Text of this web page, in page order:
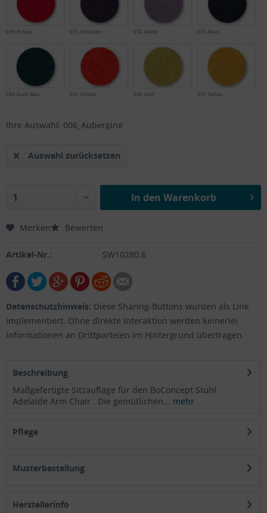
030_Purpur 031_Holunder 032_Malve 033_Navy
034_Duck-Blue 035_Coralle 036_Senf 037_Safran
Ihre Auswahl: 006_Aubergine
Auswahl zurücksetzen
In den Warenkorb
Merken Bewerten
Artikel-Nr.: SW10280.6
Datenschutzhinweis: Diese Sharing-Buttons wurden als Link
implementiert. Ohne direkte Interaktion werden keinerlei
Informationen an Drittparteien im Hintergrund übertragen.
Beschreibung
Maßgefertigte Sitzauflage für den BoConcept Stuhl
Adelaide Arm Chair . Die gemütlichen... mehr
Pflege
Musterbestellung
Herstellerinfo